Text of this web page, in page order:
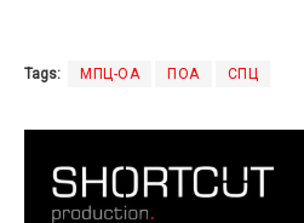
Tags: МПЦ-ОА ПОА СПЦ